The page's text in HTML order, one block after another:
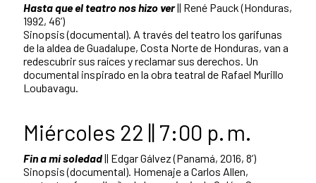
Hasta que el teatro nos hizo ver|| René Pauck (Honduras,
1992, 46’)
Sinopsis (documental). A través del teatro los garífunas
de la aldea de Guadalupe, Costa Norte de Honduras, van a
redescubrir sus raíces y reclamar sus derechos. Un
documental inspirado en la obra teatral de Rafael Murillo
Loubavagu.
Miércoles 22 || 7:00 p. m.
Fin a mi soledad|| Edgar Gálvez (Panamá, 2016, 8’)
Sinopsis (documental). Homenaje a Carlos Allen,